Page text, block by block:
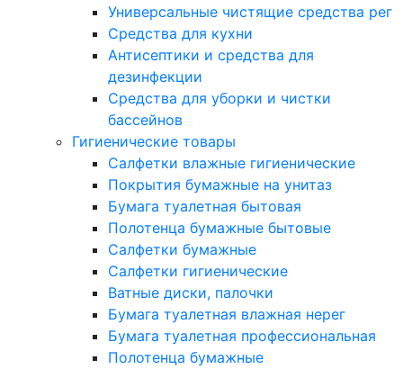
Универсальные чистящие средства рег
Средства для кухни
Антисептики и средства для
дезинфекции
Средства для уборки и чистки
бассейнов
Гигиенические товары
Салфетки влажные гигиенические
Покрытия бумажные на унитаз
Бумага туалетная бытовая
Полотенца бумажные бытовые
Салфетки бумажные
Салфетки гигиенические
Ватные диски, палочки
Бумага туалетная влажная нерег
Бумага туалетная профессиональная
Полотенца бумажные